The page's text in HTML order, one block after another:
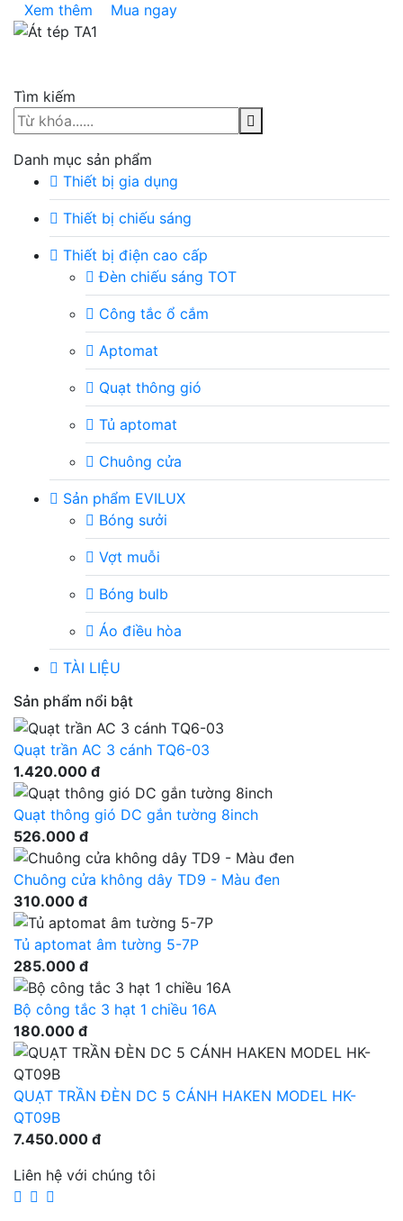
Xem thêm Mua ngay
Tìm kiếm
Danh mục sản phẩm
Thiết bị gia dụng
Thiết bị chiếu sáng
Thiết bị điện cao cấp
Đèn chiếu sáng TOT
Công tắc ổ cắm
Aptomat
Quạt thông gió
Tủ aptomat
Chuông cửa
Sản phẩm EVILUX
Bóng sưởi
Vợt muỗi
Bóng bulb
Áo điều hòa
TÀI LIỆU
Sản phẩm nổi bật
Quạt trần AC 3 cánh TQ6-03
1.420.000 đ
Quạt thông gió DC gắn tường 8inch
526.000 đ
Chuông cửa không dây TD9 - Màu đen
310.000 đ
Tủ aptomat âm tường 5-7P
285.000 đ
Bộ công tắc 3 hạt 1 chiều 16A
180.000 đ
QUẠT TRẦN ĐÈN DC 5 CÁNH HAKEN MODEL HK-
QT09B
7.450.000 đ
Liên hệ với chúng tôi